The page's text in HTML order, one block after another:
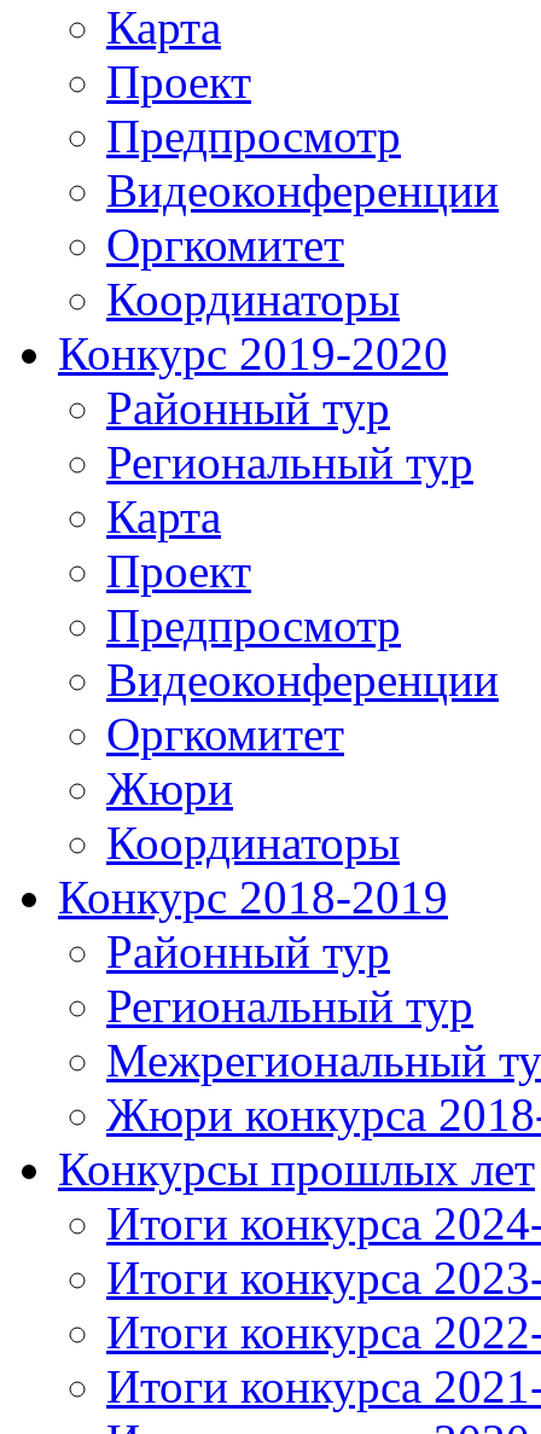
Карта
Проект
Предпросмотр
Видеоконференции
Оргкомитет
Координаторы
Конкурс 2019-2020
Районный тур
Региональный тур
Карта
Проект
Предпросмотр
Видеоконференции
Оргкомитет
Жюри
Координаторы
Конкурс 2018-2019
Районный тур
Региональный тур
Межрегиональный
Жюри конкурса
Конкурсы прошлых лет
Итоги конкурса
Итоги конкурса
Итоги конкурса
Итоги конкурса